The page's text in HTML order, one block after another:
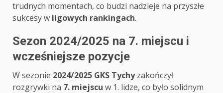
trudnych momentach, co budzi nadzieje na przyszłe
sukcesy w ligowych rankingach.
Sezon 2024/2025 na 7. miejscu i
wcześniejsze pozycje
W sezonie 2024/2025 GKS Tychyzakończył
rozgrywki na 7. miejscu w 1. lidze, co było solidnym